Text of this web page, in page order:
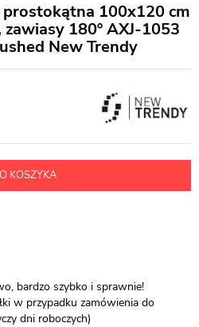
100x120 cm
180º AXJ-1053
New Trendy
KOSZYKA
bardzo szybko i sprawnie!
w przypadku zamówienia do
dni roboczych)